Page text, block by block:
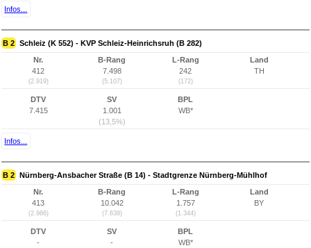
Infos...
B 2 Schleiz (K 552) - KVP Schleiz-Heinrichsruh (B 282)
Nr.
412
(2.919)
B-Rang
7.498
(5.107)
L-Rang
242
(172)
Land
TH
DTV
7.415
SV
1.001
(13,5%)
BPL
WB*
Infos...
B 2 Nürnberg-Ansbacher Straße (B 14) - Stadtgrenze Nürnberg-Mühlhof
Nr.
413
(2.966)
B-Rang
10.042
(7.638)
L-Rang
1.757
(1.344)
Land
BY
DTV
-
SV
-
BPL
WB*